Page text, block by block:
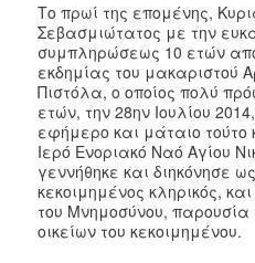
Το πρωί της επομένης,
Σεβασμιώτατος με την
συμπληρώσεως 10 ετών
εκδημίας του μακαριστού
Πιστόλα, ο οποίος πολύ
ετών, την 28ην Ιουλίου
εφήμερο και μάταιο τούτο
Ιερό Ενοριακό Ναό Αγίου
γεννήθηκε και διηκόνησε
κεκοιμημένος κληρικός,
του Μνημοσύνου,
οικείων του κεκοιμημένου.